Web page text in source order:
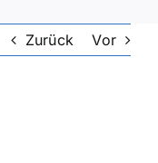
Zurück Vor